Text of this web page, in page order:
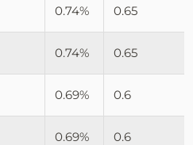
0.74% 0.65
0.74% 0.65
0.69% 0.6
0.69% 0.6